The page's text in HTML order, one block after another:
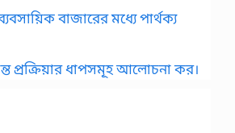
বাজারের মধ্যে পার্থক্য
প্রক্রিয়ার ধাপসমূহ আলোচনা কর।